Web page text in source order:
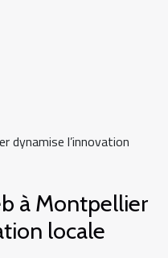
dynamise l’innovation
à Montpellier
locale